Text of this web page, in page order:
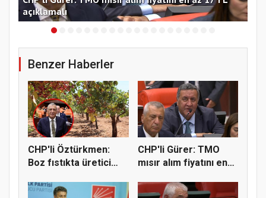
açıklamalı
Benzer Haberler
CHP'li Öztürkmen:
Boz fıstıkta üretici
CHP'li Gürer: TMO
mısır alım fiyatını en